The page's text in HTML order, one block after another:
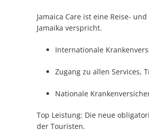
Jamaica Care ist eine Reise-
Jamaika verspricht.
Internationale
Zugang zu allen Services,
Nationale
Top Leistung: Die neue
der Touristen.